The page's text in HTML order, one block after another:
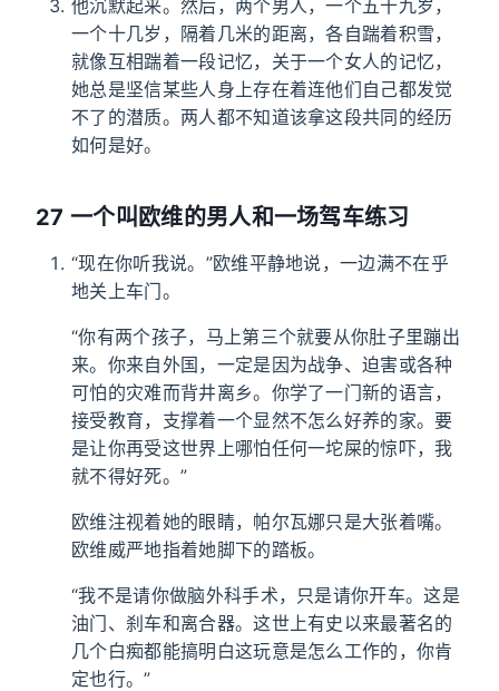
他沉默起来。然后，两个男人，一个五十九岁，
一个十几岁，隔着几米的距离，各自踹着积雪，
就像互相踹着一段记忆，关于一个女人的记忆，
她总是坚信某些人身上存在着连他们自己都发觉
不了的潜质。两人都不知道该拿这段共同的经历
如何是好。
27 一个叫欧维的男人和一场驾车练习
“现在你听我说。”欧维平静地说，一边满不在乎
地关上车门。
“你有两个孩子，马上第三个就要从你肚子里蹦出
来。你来自外国，一定是因为战争、迫害或各种
可怕的灾难而背井离乡。你学了一门新的语言，
接受教育，支撑着一个显然不怎么好养的家。要
是让你再受这世界上哪怕任何一坨屎的惊吓，我
就不得好死。”
欧维注视着她的眼睛，帕尔瓦娜只是大张着嘴。
欧维威严地指着她脚下的踏板。
“我不是请你做脑外科手术，只是请你开车。这是
油门、刹车和离合器。这世上有史以来最著名的
几个白痴都能搞明白这玩意是怎么工作的，你肯
定也行。”